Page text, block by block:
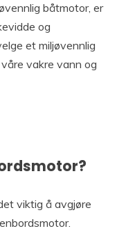
båtmotor, er
og
et miljøvennlig
vakre vann og
viktig å avgjøre